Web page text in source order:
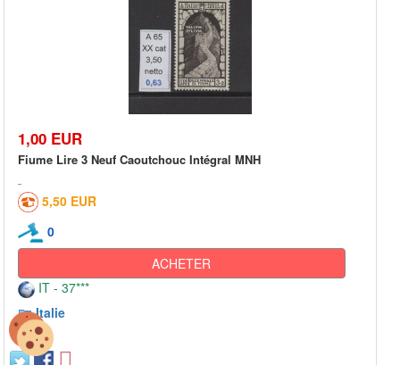
1,00 EUR
Fiume Lire 3 Neuf Caoutchouc Intégral MNH
5,50 EUR
0
ACHETER
IT - 37***
Italie